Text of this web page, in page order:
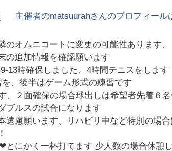
主催者のmatsuurahさんのプロフィール
オムニコートに変更の可能性あります、
の追加情報を確認願います
13時確保しました、4時間テニスをします
、後半はゲーム形式の練習です
、２面確保の場合球出しは希望者先着６
ブルスの試合になります
慮願います、リハビリ中など特別の場
にかく一杯打てます 少人数の場合休憩